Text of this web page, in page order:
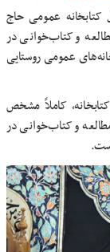
عمومی حاج
و کتاب‌خوانی در
عمومی روستایی
کاملاً مشخص
و کتاب‌خوانی در